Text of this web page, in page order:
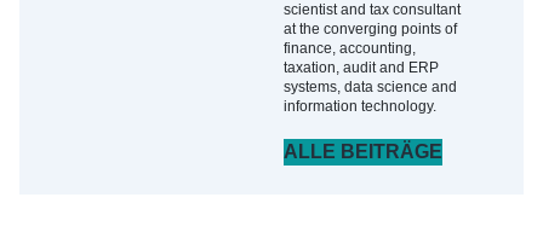
scientist and tax consultant
at the converging points of
finance, accounting,
taxation, audit and ERP
systems, data science and
information technology.
ALLE BEITRÄGE